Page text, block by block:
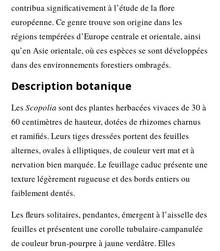
contribua significativement à l’étude de la flore
européenne. Ce genre trouve son origine dans les
régions tempérées d’Europe centrale et orientale, ainsi
qu’en Asie orientale, où ces espèces se sont développées
dans des environnements forestiers ombragés.
Description botanique
LesScopolia sont des plantes herbacées vivaces de 30 à
60 centimètres de hauteur, dotées de rhizomes charnus
et ramifiés. Leurs tiges dressées portent des feuilles
alternes, ovales à elliptiques, de couleur vert mat et à
nervation bien marquée. Le feuillage caduc présente une
texture légèrement rugueuse et des bords entiers ou
faiblement dentés.
Les fleurs solitaires, pendantes, émergent à l’aisselle des
feuilles et présentent une corolle tubulaire-campanulée
de couleur brun-pourpre à jaune verdâtre. Elles